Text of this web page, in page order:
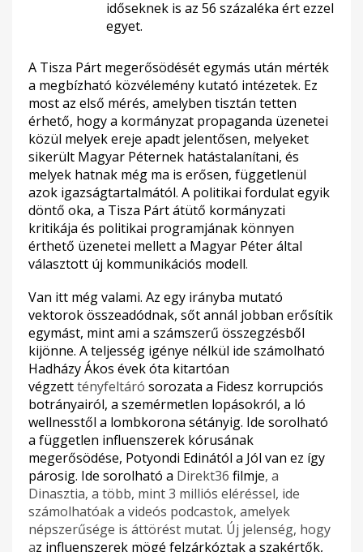
időseknek is az 56 százaléka ért ezzel
egyet.
A Tisza Párt megerősödését egymás után mérték
a megbízható közvélemény kutató intézetek. Ez
most az első mérés, amelyben tisztán tetten
érhető, hogy a kormányzat propaganda üzenetei
közül melyek ereje apadt jelentősen, melyeket
sikerült Magyar Péternek hatástalanítani, és
melyek hatnak még ma is erősen, függetlenül
azok igazságtartalmától. A politikai fordulat egyik
döntő oka, a Tisza Párt átütő kormányzati
kritikája és politikai programjának könnyen
érthető üzenetei mellett a Magyar Péter által
választott új kommunikációs modell.
Van itt még valami. Az egy irányba mutató
vektorok összeadódnak, sőt annál jobban erősítik
egymást, mint ami a számszerű összegzésből
kijönne. A teljesség igénye nélkül ide számolható
Hadházy Ákos évek óta kitartóan
végzetttényfeltáró sorozata a Fidesz korrupciós
botrányairól, a szemérmetlen lopásokról, a ló
wellnesstől a lombkorona sétányig. Ide sorolható
a független influenszerek kórusának
megerősödése, Potyondi Edinától a Jól van ez így
párosig. Ide sorolható a Direkt36 filmje, a
Dinasztia, a több, mint 3 milliós eléréssel, ide
számolhatóak a videós podcastok, amelyek
népszerűsége is áttörést mutat. Új jelenség, hogy
az influenszerek mögé felzárkóztak a szakértők,